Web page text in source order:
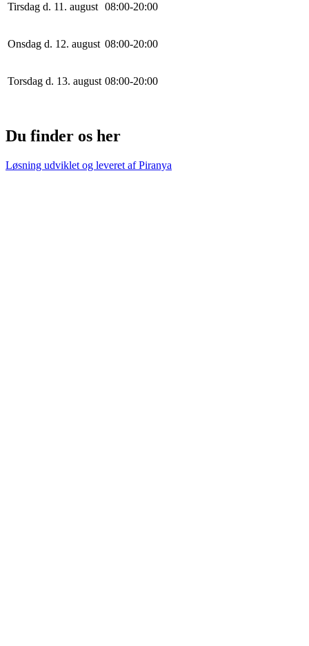
Tirsdag d. 11. august 08:00-20:00
Onsdag d. 12. august 08:00-20:00
Torsdag d. 13. august 08:00-20:00
Du finder os her
Løsning udviklet og leveret afPiranya